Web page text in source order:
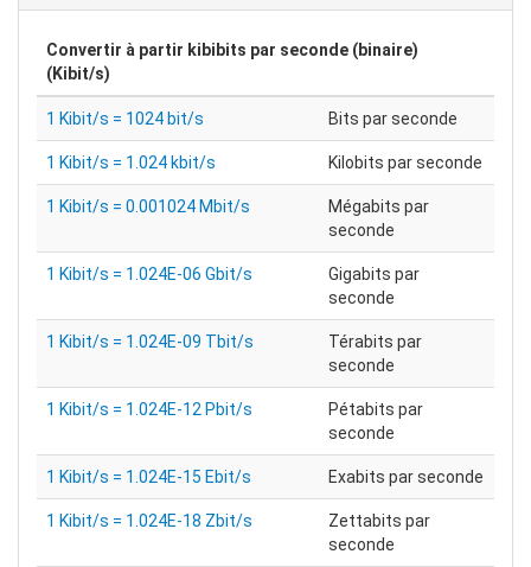
Convertir à partir kibibits par seconde (binaire)
(Kibit/s)
1 Kibit/s = 1024 bit/s Bits par seconde
1 Kibit/s = 1.024 kbit/s Kilobits par seconde
1 Kibit/s = 0.001024 Mbit/s
Mégabits par
seconde
1 Kibit/s = 1.024E-06 Gbit/s
Gigabits par
seconde
1 Kibit/s = 1.024E-09 Tbit/s
Térabits par
seconde
1 Kibit/s = 1.024E-12 Pbit/s
Pétabits par
seconde
1 Kibit/s = 1.024E-15 Ebit/s Exabits par seconde
1 Kibit/s = 1.024E-18 Zbit/s
Zettabits par
seconde